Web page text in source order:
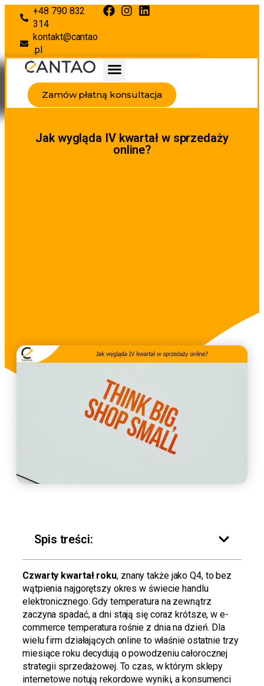
+48 790 832
314
kontakt@cantao
.pl
Zamów płatną konsultacja
Jak wygląda IV kwartał w sprzedaży
online?
Spis treści:
Czwarty kwartał roku, znany także jako Q4, to bez
wątpienia najgorętszy okres w świecie handlu
elektronicznego. Gdy temperatura na zewnątrz
zaczyna spadać, a dni stają się coraz krótsze, w e-
commerce temperatura rośnie z dnia na dzień. Dla
wielu firm działających online to właśnie ostatnie trzy
miesiące roku decydują o powodzeniu całorocznej
strategii sprzedażowej. To czas, w którym sklepy
internetowe notują rekordowe wyniki, a konsumenci